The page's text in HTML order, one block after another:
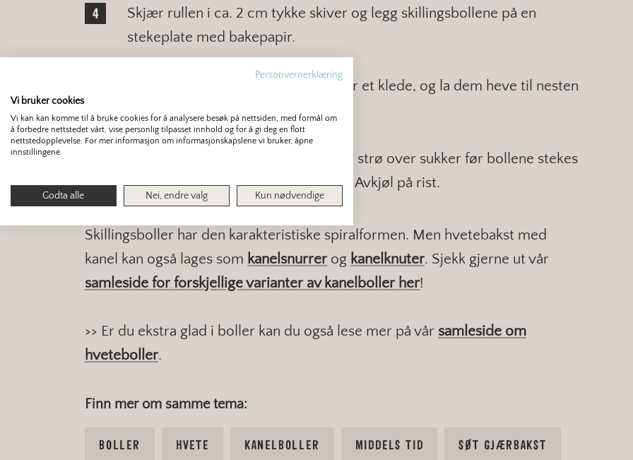
Skjær rullen i ca. 2 cm tykke skiver og legg skillingsbollene på en
stekeplate med bakepapir.
Dekk skillingsbollene med plast eller et klede, og la dem heve til nesten
dobbel størrelse, ca. 30 minutter.
Pensle med vann eller pisket egg og strø over sukker før bollene stekes
i ovnen på 220°C i 10 – 12 minutter. Avkjøl på rist.
Skillingsboller har den karakteristiske spiralformen. Men hvetebakst med
kanel kan også lages som kanelsnurrer og kanelknuter. Sjekk gjerne ut vår
samleside for forskjellige varianter av kanelboller her!
>> Er du ekstra glad i boller kan du også lese mer på vår samleside om
hveteboller.
Finn mer om samme tema:
BOLLER HVETE KANELBOLLER MIDDELS TID SØT GJÆRBAKST
Personvernerklæring
Vi bruker cookies
Vi kan kan komme til å bruke cookies for å analysere besøk på nettsiden, med formål om
å forbedre nettstedet vårt, vise personlig tilpasset innhold og for å gi deg en flott
nettstedopplevelse. For mer informasjon om informasjonskapslene vi bruker, åpne
innstillingene.
Godta alle Nei, endre valg Kun nødvendige